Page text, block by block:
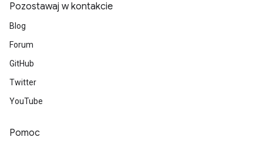
Pozostawaj w kontakcie
Blog
Forum
GitHub
Twitter
YouTube
Pomoc